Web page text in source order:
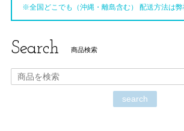
※全国どこでも（沖縄・離島含む） 配送方法は弊
Search 商品検索
search